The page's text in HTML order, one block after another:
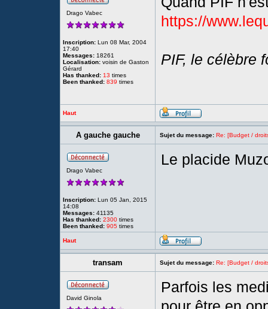
Drago Vabec
Inscription: Lun 08 Mar, 2004
17:40
Messages: 18261
Localisation: voisin de Gaston
Gérard
Has thanked: 13 times
Been thanked: 839 times
https://
PIF, le célèbre
Haut
A gauche gauche Sujet du message: Re: [Budget /
Drago Vabec
Inscription: Lun 05 Jan, 2015
14:08
Messages: 41135
Has thanked: 2300 times
Been thanked: 905 times
Le placide
Haut
transam Sujet du message: Re: [Budget /
David Ginola
Parfois les